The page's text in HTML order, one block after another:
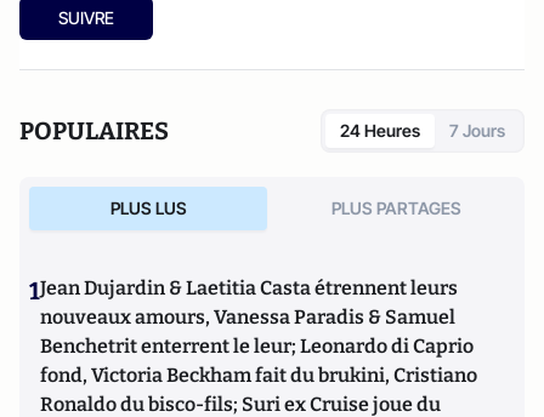
SUIVRE
POPULAIRES 24 Heures 7 Jours
PLUS LUS PLUS PARTAGES
1Jean Dujardin & Laetitia Casta étrennent leurs
nouveaux amours, Vanessa Paradis & Samuel
Benchetrit enterrent le leur; Leonardo di Caprio
fond, Victoria Beckham fait du brukini, Cristiano
Ronaldo du bisco-fils; Suri ex Cruise joue du